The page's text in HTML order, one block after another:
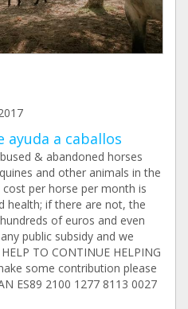
ayuda a caballos
& abandoned horses
and other animals in the
per horse per month is
health; if there are not, the
of euros and even
public subsidy and we
TO CONTINUE HELPING
some contribution please
ES89 2100 1277 8113 0027